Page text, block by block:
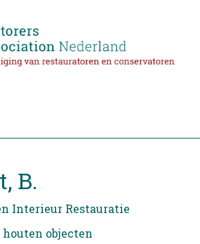
B.
Interieur Restauratie
objecten